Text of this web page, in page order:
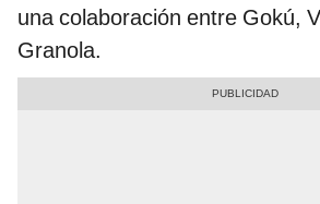
una colaboración entre Gokú,
Granola.